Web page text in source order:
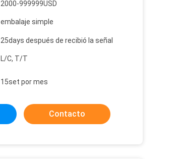
2000-999999USD
embalaje simple
25days después de recibió la señal
L/C, T/T
15set por mes
Contacto